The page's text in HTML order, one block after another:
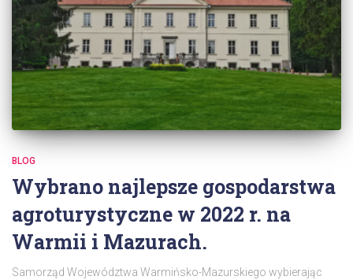
BLOG
Wybrano najlepsze gospodarstwa
agroturystyczne w 2022 r. na
Warmii i Mazurach.
Samorząd Województwa Warmińsko-Mazurskiego wybierając